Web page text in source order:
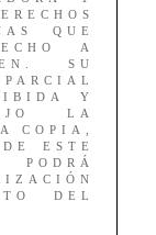
QUE
A
SU
Y
LA
COPIA,
ESTE
DEL